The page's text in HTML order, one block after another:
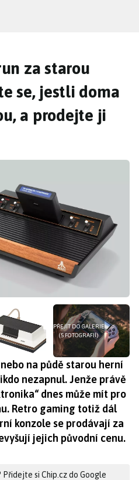
za starou
se, jestli doma
a prodejte ji
PŘEJÍT DO GALERIE
(5 FOTOGRAFIÍ)
na půdě starou herní
nezapnul. Jenže právě
dnes může mít pro
Retro gaming totiž dál
konzole se prodávají za
jejich původní cenu.
si Chip.cz do Google